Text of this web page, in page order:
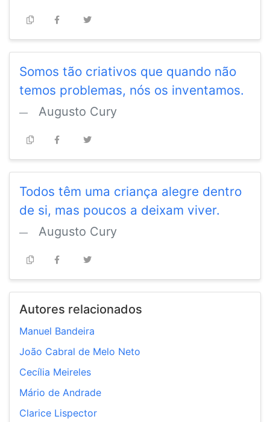
Somos tão criativos que quando não
temos problemas, nós os inventamos.
Augusto Cury
Todos têm uma criança alegre dentro
de si, mas poucos a deixam viver.
Augusto Cury
Autores relacionados
Manuel Bandeira
João Cabral de Melo Neto
Cecília Meireles
Mário de Andrade
Clarice Lispector